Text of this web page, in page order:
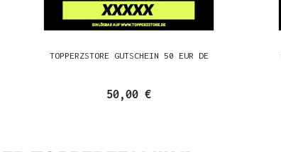
TOPPERZSTORE GUTSCHEIN 50 EUR DE
50,00 €